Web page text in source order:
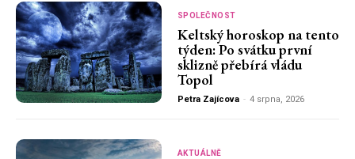
SPOLEČNOST
Keltský horoskop na tento
týden: Po svátku první
sklizně přebírá vládu
Topol
Petra Zajícova - 4 srpna, 2026
AKTUÁLNĚ